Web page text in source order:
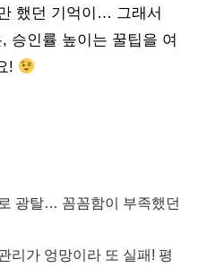
했던 기억이… 그래서
승인률 높이는 꿀팁을 여
!
광탈… 꼼꼼함이 부족했던
리가 엉망이라 또 실패! 평